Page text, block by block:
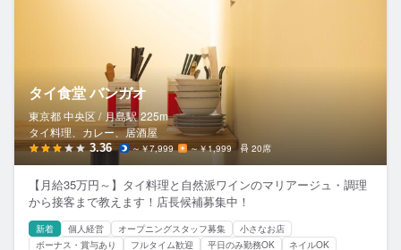
タイ食堂 バンガオ
東京都 中央区 / 月島駅 225m
タイ料理、カレー、居酒屋
3.36 ～￥7,999 ～￥1,999 20席
【月給35万円～】タイ料理と自然派ワインのマリアージュ・調理
から接客まで教えます！店長候補募集中！
新着 個人経営 オープニングスタッフ募集
小さなお店
ボーナス・賞与あり
フルタイム歓迎 平日のみ勤務OK
ネイルOK